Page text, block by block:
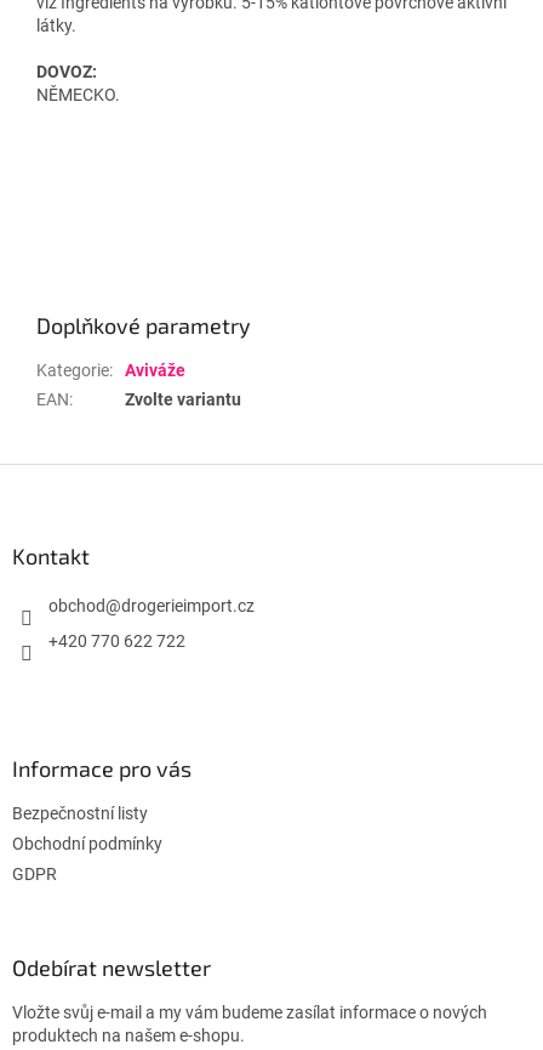
látky.
DOVOZ:
NĚMECKO.
Doplňkové parametry
Kategorie:
Aviváže
EAN: Zvolte variantu
Kontakt
obchod@drogerieimport.cz
+420 770 622 722
Informace pro vás
Bezpečnostní listy
Obchodní podmínky
GDPR
Odebírat newsletter
Vložte svůj e-mail a my vám budeme zasílat informace o nových
produktech na našem e-shopu.